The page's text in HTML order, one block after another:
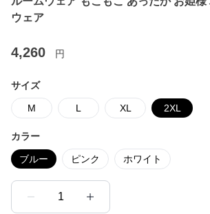
ウェア
4,260 円
サイズ
M L XL 2XL
カラー
ブルー ピンク ホワイト
1